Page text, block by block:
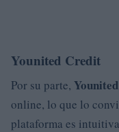
Younited Credit
Por su parte,
online, lo que lo
plataforma es